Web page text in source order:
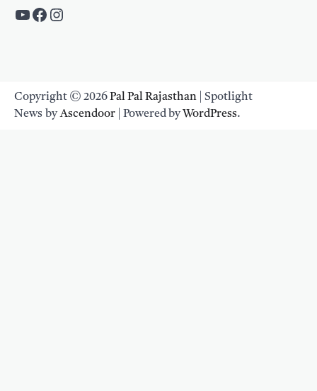
https://www.youtube.com/c/
https://www.facebook.com/
Instagram
Copyright © 2026Pal Pal Rajasthan | Spotlight
News byAscendoor | Powered byWordPress.